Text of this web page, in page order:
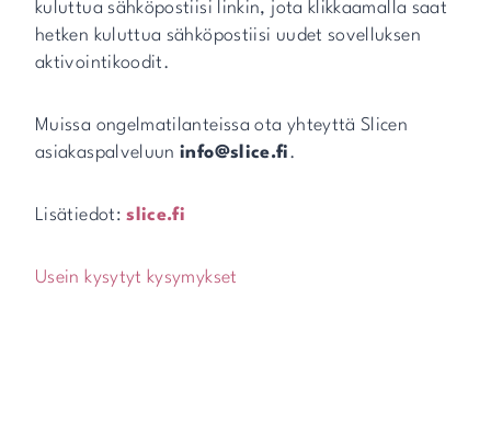
kuluttua sähköpostiisi linkin, jota klikkaamalla saat
hetken kuluttua sähköpostiisi uudet sovelluksen
aktivointikoodit.
Muissa ongelmatilanteissa ota yhteyttä Slicen
asiakaspalveluuninfo@slice.fi.
Lisätiedot:slice.fi
Usein kysytyt kysymykset